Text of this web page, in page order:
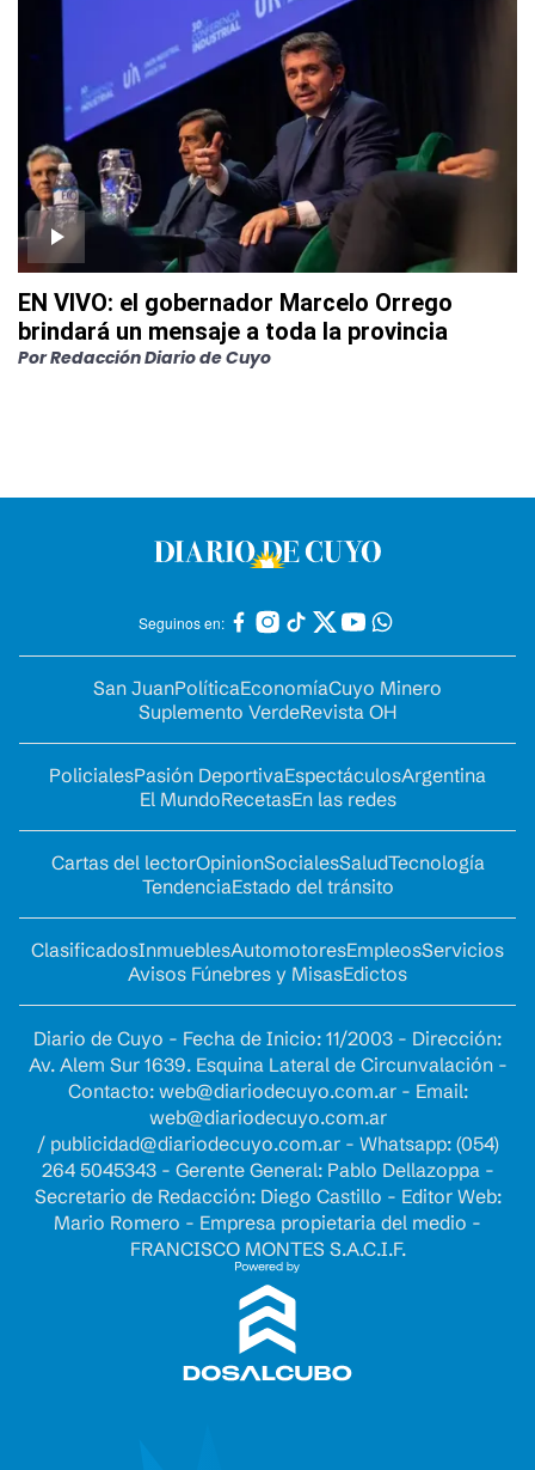
EN VIVO: el gobernador Marcelo Orrego
brindará un mensaje a toda la provincia
PorRedacción Diario de Cuyo
Seguinos en:
San JuanPolíticaEconomíaCuyo Minero
Suplemento VerdeRevista OH
PolicialesPasión DeportivaEspectáculosArgentina
El MundoRecetasEn las redes
Cartas del lectorOpinionSocialesSaludTecnología
TendenciaEstado del tránsito
ClasificadosInmueblesAutomotoresEmpleosServicios
Avisos Fúnebres y MisasEdictos
Diario de Cuyo - Fecha de Inicio: 11/2003 - Dirección:
Av. Alem Sur 1639. Esquina Lateral de Circunvalación -
Contacto: web@diariodecuyo.com.ar- Email:
web@diariodecuyo.com.ar
/ publicidad@diariodecuyo.com.ar- Whatsapp: (054)
264 5045343 - Gerente General: Pablo Dellazoppa -
Secretario de Redacción: Diego Castillo - Editor Web:
Mario Romero - Empresa propietaria del medio -
FRANCISCO MONTES S.A.C.I.F.